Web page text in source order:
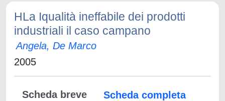
HLa Iqualità ineffabile dei prodotti
industriali il caso campano
Angela, De Marco
2005
Scheda breve
Scheda completa